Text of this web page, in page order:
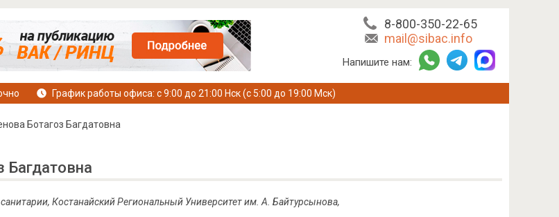
8-800-350-22-65
mail@sibac.info
Напишите нам:
График работы офиса: с 9:00 до 21:00 Нск (с 5:00 до 19:00 Мск)
Ботагоз Багдатовна
Багдатовна
Костанайский Региональный Университет им. А. Байтурсынова,